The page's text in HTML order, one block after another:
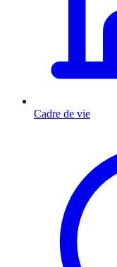
Cadre de vie